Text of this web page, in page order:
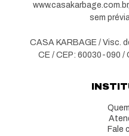
sem
CASA KARBAGE / Visc.
CE / CEP: 60030-090 /
Fale